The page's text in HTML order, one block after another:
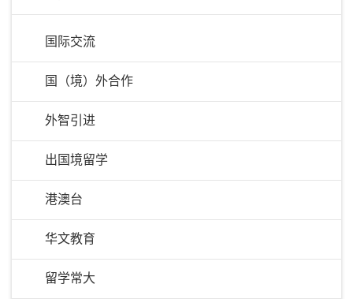
国际交流
国（境）外合作
外智引进
出国境留学
港澳台
华文教育
留学常大